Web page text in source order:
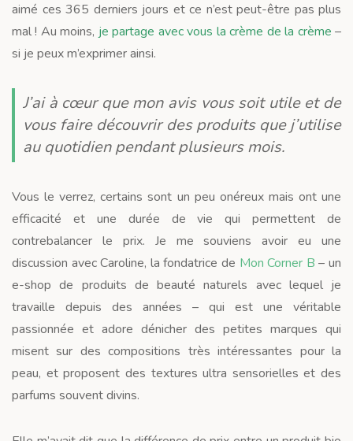
aimé ces 365 derniers jours et ce n’est peut-être pas plus
mal ! Au moins, je partage avec vous la crème de la crème –
si je peux m’exprimer ainsi.
J’ai à cœur que mon avis vous soit utile et de
vous faire découvrir des produits que j’utilise
au quotidien pendant plusieurs mois.
Vous le verrez, certains sont un peu onéreux mais ont une
efficacité et une durée de vie qui permettent de
contrebalancer le prix. Je me souviens avoir eu une
discussion avec Caroline, la fondatrice de Mon Corner B – un
e-shop de produits de beauté naturels avec lequel je
travaille depuis des années – qui est une véritable
passionnée et adore dénicher des petites marques qui
misent sur des compositions très intéressantes pour la
peau, et proposent des textures ultra sensorielles et des
parfums souvent divins.